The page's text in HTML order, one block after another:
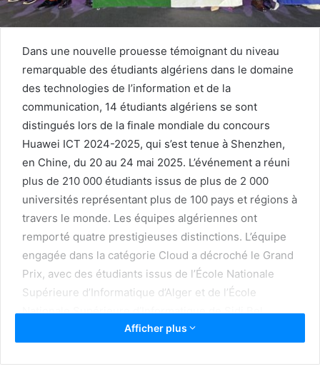
Dans une nouvelle prouesse témoignant du niveau
remarquable des étudiants algériens dans le domaine
des technologies de l’information et de la
communication, 14 étudiants algériens se sont
distingués lors de la finale mondiale du concours
Huawei ICT 2024-2025, qui s’est tenue à Shenzhen,
en Chine, du 20 au 24 mai 2025. L’événement a réuni
plus de 210 000 étudiants issus de plus de 2 000
universités représentant plus de 100 pays et régions à
travers le monde. Les équipes algériennes ont
remporté quatre prestigieuses distinctions. L’équipe
engagée dans la catégorie Cloud a décroché le Grand
Prix, avec des étudiants issus de l’École Nationale
Supérieure d’Informatique d’Alger et de l’École
Nationale Supérieure d’Informatique de Sidi Bel
Abbès, encadrés par des ingénieurs algériens.
Catégorie Computing :
Afficher plus